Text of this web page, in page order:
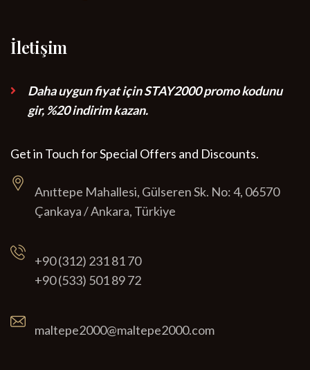
İletişim
Daha uygun fiyat için STAY2000 promo kodunu
gir, %20 indirim kazan.
Get in Touch for Special Offers and Discounts.
Anıttepe Mahallesi, Gülseren Sk. No: 4, 06570
Çankaya / Ankara, Türkiye
+90 (312) 231 81 70
+90 (533) 501 89 72
maltepe2000@maltepe2000.com